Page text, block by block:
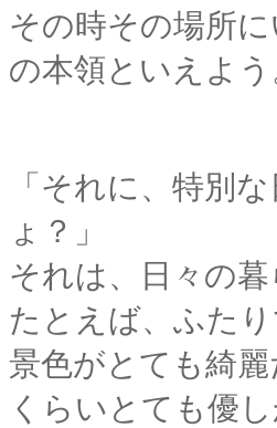
その時その場所
の本領といえよう
「それに、特別
ょ？」
それは、日々の暮
たとえば、ふた
景色がとても綺
くらいとても優